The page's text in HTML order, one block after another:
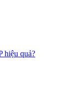
hiệu quả?